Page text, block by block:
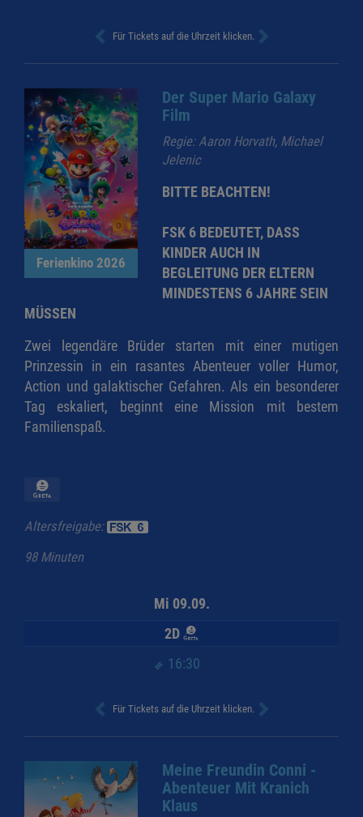
Für Tickets auf die Uhrzeit klicken.
Ferienkino 2026
Der Super Mario Galaxy
Film
Regie: Aaron Horvath, Michael
Jelenic
BITTE BEACHTEN!
FSK 6 BEDEUTET, DASS
KINDER AUCH IN
BEGLEITUNG DER ELTERN
MINDESTENS 6 JAHRE SEIN
MÜSSEN
Zwei legendäre Brüder starten mit einer mutigen
Prinzessin in ein rasantes Abenteuer voller Humor,
Action und galaktischer Gefahren. Als ein besonderer
Tag eskaliert, beginnt eine Mission mit bestem
Familienspaß.
Altersfreigabe:
98 Minuten
Mi 09.09.
2D
16:30
Für Tickets auf die Uhrzeit klicken.
Meine Freundin Conni -
Abenteuer Mit Kranich
Klaus